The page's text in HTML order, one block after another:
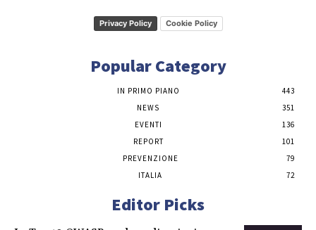
Privacy Policy Cookie Policy
Popular Category
IN PRIMO PIANO
443
NEWS
351
EVENTI
136
REPORT
101
PREVENZIONE
79
ITALIA
72
Editor Picks